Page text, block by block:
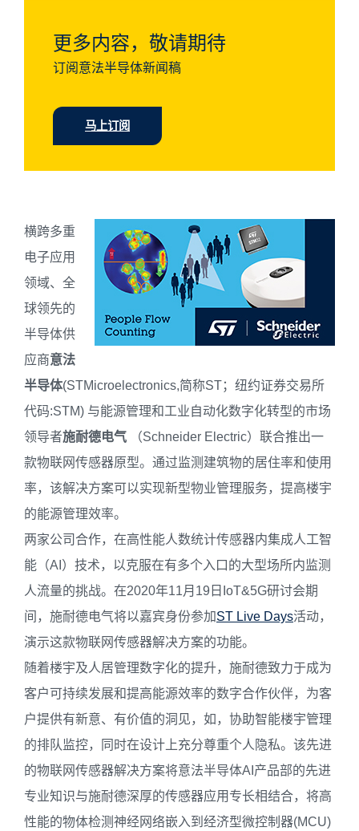
更多内容，敬请期待
订阅意法半导体新闻稿
马上订阅
横跨多重
电子应用
领域、全
球领先的
半导体供
应商意法
半导体(STMicroelectronics,简称ST；纽约证券交易所
代码:STM) 与能源管理和工业自动化数字化转型的市场
领导者施耐德电气 （Schneider Electric）联合推出一
款物联网传感器原型。通过监测建筑物的居住率和使用
率，该解决方案可以实现新型物业管理服务，提高楼宇
的能源管理效率。
两家公司合作，在高性能人数统计传感器内集成人工智
能（AI）技术，以克服在有多个入口的大型场所内监测
人流量的挑战。在2020年11月19日IoT&5G研讨会期
间，施耐德电气将以嘉宾身份参加ST Live Days活动，
演示这款物联网传感器解决方案的功能。
随着楼宇及人居管理数字化的提升，施耐德致力于成为
客户可持续发展和提高能源效率的数字合作伙伴，为客
户提供有新意、有价值的洞见，如，协助智能楼宇管理
的排队监控，同时在设计上充分尊重个人隐私。该先进
的物联网传感器解决方案将意法半导体AI产品部的先进
专业知识与施耐德深厚的传感器应用专长相结合，将高
性能的物体检测神经网络嵌入到经济型微控制器(MCU)